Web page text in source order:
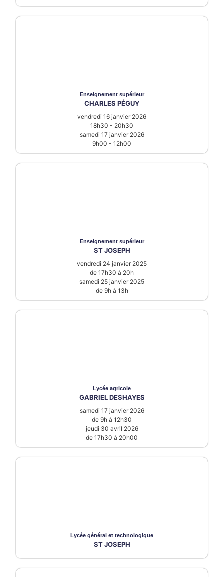
Enseignement supérieur
CHARLES PÉGUY
vendredi 16 janvier 2026
18h30 - 20h30
samedi 17 janvier 2026
9h00 - 12h00
Enseignement supérieur
ST JOSEPH
vendredi 24 janvier 2025
de 17h30 à 20h
samedi 25 janvier 2025
de 9h à 13h
Lycée agricole
GABRIEL DESHAYES
samedi 17 janvier 2026
de 9h à 12h30
jeudi 30 avril 2026
de 17h30 à 20h00
Lycée général et technologique
ST JOSEPH